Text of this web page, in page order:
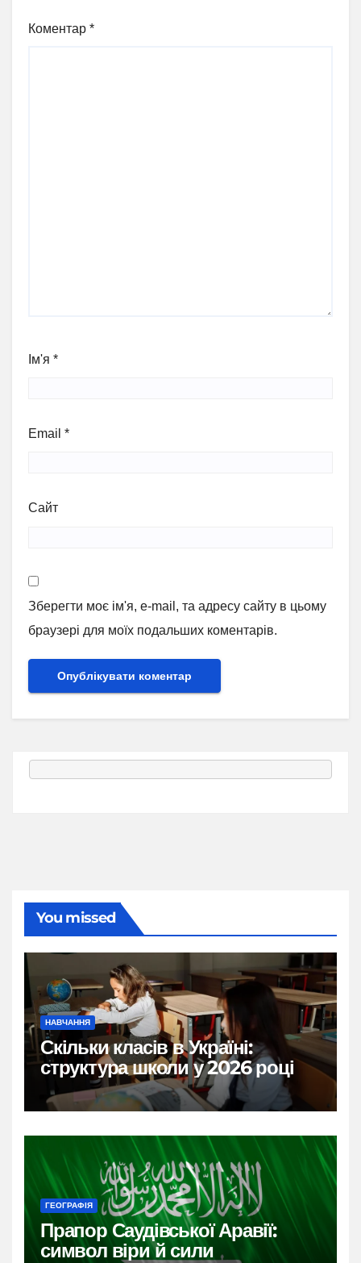
Коментар *
Ім'я *
Email *
Сайт
Зберегти моє ім'я, e-mail, та адресу сайту в цьому
браузері для моїх подальших коментарів.
You missed
НАВЧАННЯ
Скільки класів в Україні:
структура школи у 2026 році
ГЕОГРАФІЯ
Прапор Саудівської Аравії:
символ віри й сили